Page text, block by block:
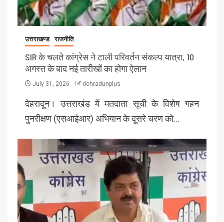
उत्तराखण्ड राजनीति
SIR के चलते कांग्रेस ने टाली परिवर्तन संकल्प यात्रा, 10
अगस्त के बाद नई तारीखों का होगा ऐलान
July 31, 2026 dehradunplus
देहरादून। उत्तराखंड में मतदाता सूची के विशेष गहन
पुनरीक्षण (एसआईआर) अभियान के दूसरे चरण को…